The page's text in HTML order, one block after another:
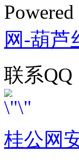
网-葫芦
联系QQ
桂公网